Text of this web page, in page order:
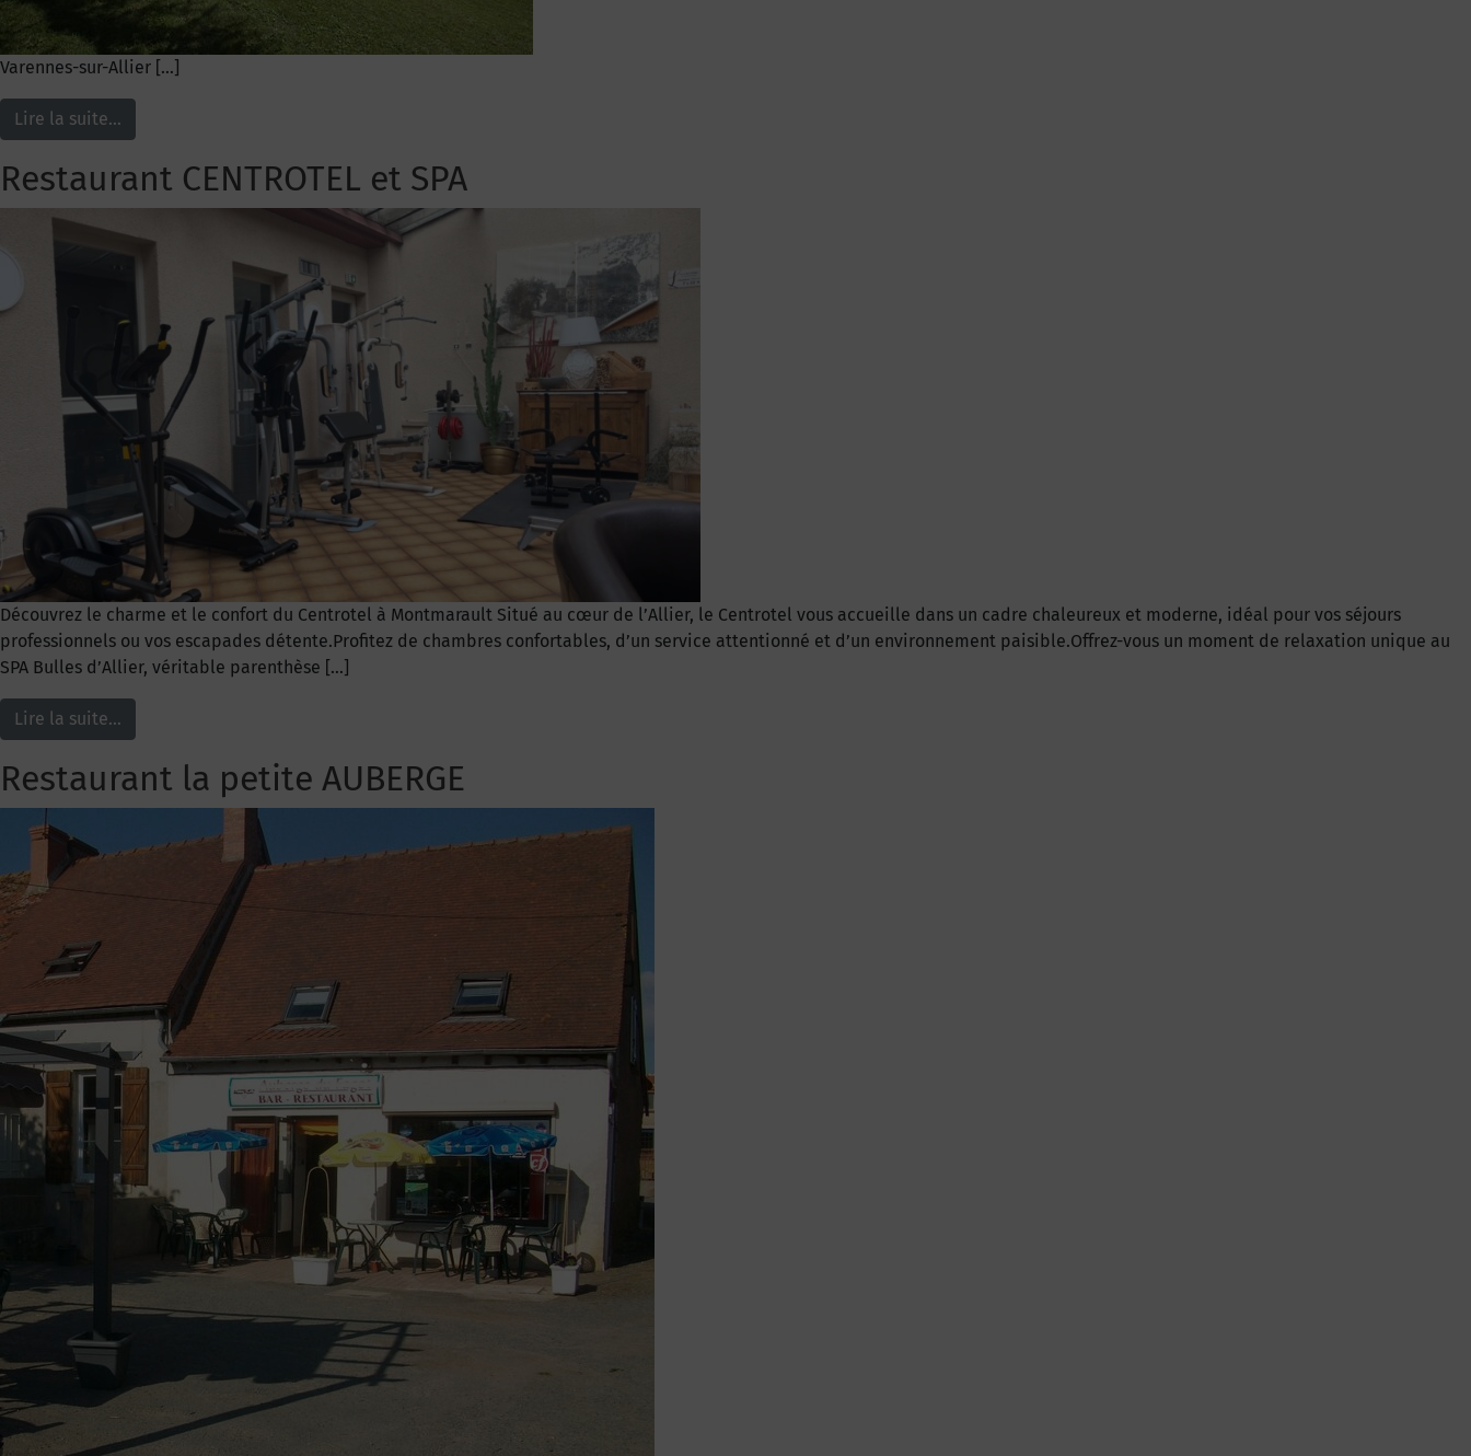
Varennes-sur-Allier […]
Lire la suite…
Restaurant CENTROTEL et SPA
Découvrez le charme et le confort du Centrotel à Montmarault Situé au cœur de l’Allier, le Centrotel vous accueille dans un cadre chaleureux et moderne, idéal pour vos séjours
professionnels ou vos escapades détente.Profitez de chambres confortables, d’un service attentionné et d’un environnement paisible.Offrez-vous un moment de relaxation unique au
SPA Bulles d’Allier, véritable parenthèse […]
Lire la suite…
Restaurant la petite AUBERGE